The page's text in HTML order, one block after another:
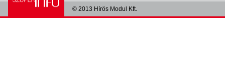
© 2013 Hírös Modul Kft.